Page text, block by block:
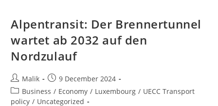
Alpentransit: Der Brennertunnel
wartet ab 2032 auf den
Nordzulauf
Post
author:
Malik
Post
published:
9 December 2024
Post
category:
Business / Economy / Luxembourg / UECC Transport
policy / Uncategorized